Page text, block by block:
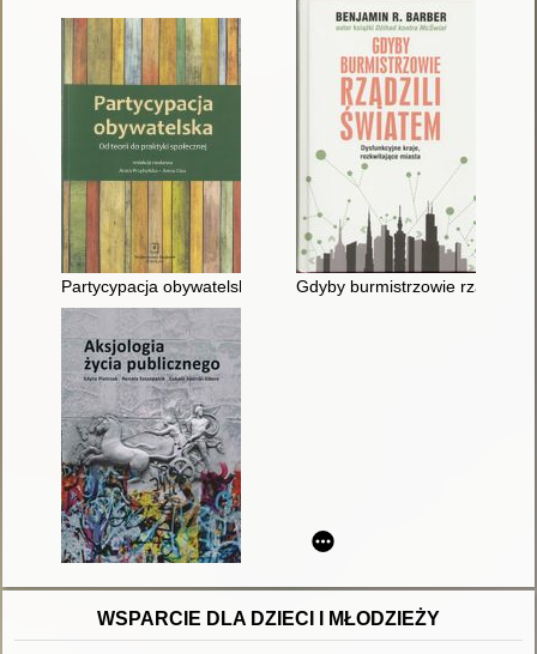
Partycypacja obywatelska : od teorii do praktyki społecznej
Gdyby burmistrzowie rządzili
WSPARCIE DLA DZIECI I MŁODZIEŻY